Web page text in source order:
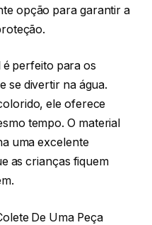
opção para garantir a
perfeito para os
se divertir na água.
ele oferece
tempo. O material
uma excelente
as crianças fiquem
De Uma Peça